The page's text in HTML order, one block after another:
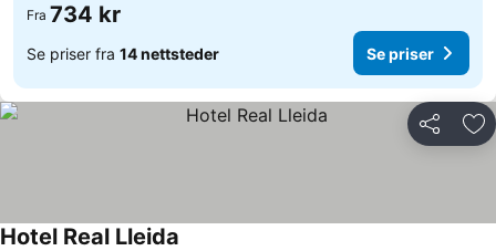
Fra 734 kr
Se priser fra 14 nettsteder Se priser
Del
Hotel Real Lleida